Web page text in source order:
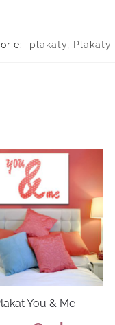
plakaty Plakaty
You & Me